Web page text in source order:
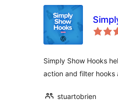
Simply Show Hooks
action and filter hooks
stuartobrien